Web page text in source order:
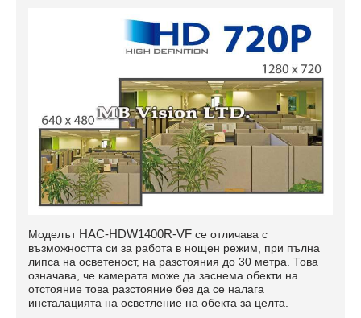
Моделът HAC-HDW1400R-VF се отличава с
възможността си за работа в нощен режим, при пълна
липса на осветеност, на разстояния до 30 метра. Това
означава, че камерата може да заснема обекти на
отстояние това разстояние без да се налага
инсталацията на осветление на обекта за целта.